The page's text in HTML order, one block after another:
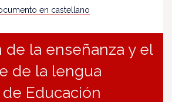
en castellano
de la enseñanza y el
de la lengua
de Educación